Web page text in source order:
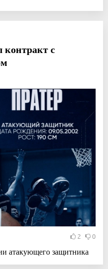
контракт с
2 0
атакующего защитника